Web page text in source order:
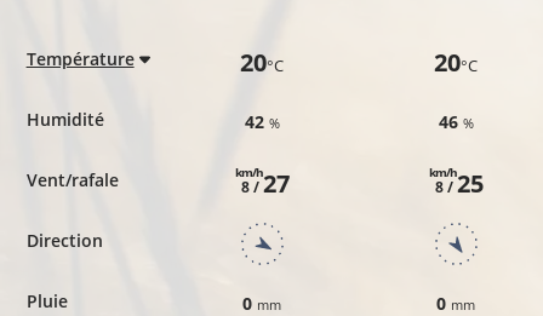
Température
Humidité
Vent/rafale
Direction
Pluie
20°C
42 %
8 /
km/h27
0 mm
20°C
46 %
8 /
km/h25
0 mm